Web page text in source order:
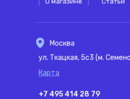
Москва
ул. Ткацкая, 5с3 (м.
Карта
+7 495 414 28 79